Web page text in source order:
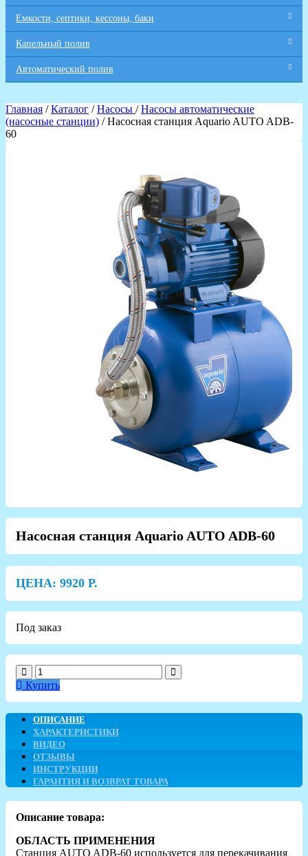
Емкости, септики, кессоны, баки
Капельный полив
Автоматический полив
Главная /Каталог /Насосы /Насосы автоматические
(насосные станции) / Насосная станция Aquario AUTO ADB-
60
Насосная станция Aquario AUTO ADB-60
ЦЕНА: 9920 Р.
Под заказ
Купить
ОПИСАНИЕ
ХАРАКТЕРИСТИКИ
ВИДЕО
ОТЗЫВЫ
ИНСТРУКЦИИ
ГАРАНТИЯ И ВОЗВРАТ ТОВАРА
Описание товара:
ОБЛАСТЬ ПРИМЕНЕНИЯ
Станция AUTO ADB-60 используется для перекачивания